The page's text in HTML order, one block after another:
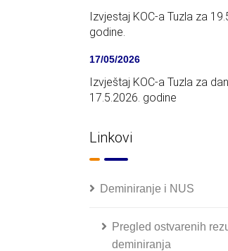
Izvjestaj KOC-a Tuzla za
godine.
17/05/2026
Izvještaj KOC-a Tuzla za dan
17.5.2026. godine
Linkovi
Deminiranje i NUS
Pregled ostvarenih
deminiranja